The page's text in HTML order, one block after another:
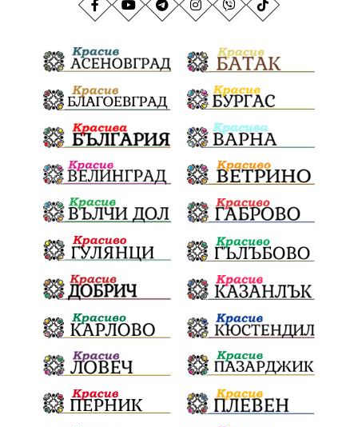
ГражданскаПозиция ГражданскоУчастие
Полиграф ДетекторНаЛъжата МВР
ОбезпечителниМерки МестнаВласт Котел
СИК Ружица РайнаКнягиня
ВеселинОрешков Шофьори
НационаленШампион ОрлинОрлиновЕнчев
ВСС СъдебнаРеформа Шантаж
ПолитическиНатиск ЗаплахаЗаАрест
ПартияВеличие ЕкатеринаДафовска Тракия
ПТП Сливен КварталРечица Данъци
ПътнаИнфраструктура Асфалт